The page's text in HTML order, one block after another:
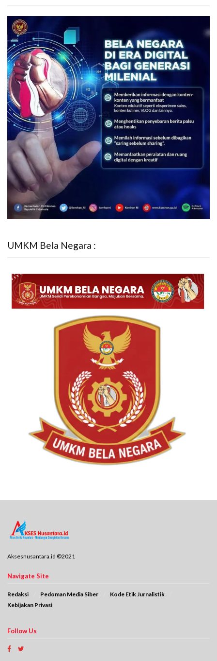
UMKM Bela Negara :
Aksesnusantara.id ©2021
Navigate Site
Redaksi Pedoman Media Siber
Kode Etik Jurnalistik
Kebijakan Privasi
Follow Us